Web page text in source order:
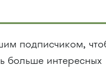
подписчиком,
больше интересных